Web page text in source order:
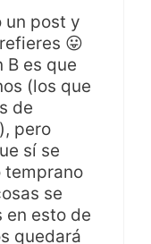
un post y
😛
B es que
(los que
de
pero
sí se
temprano
se
en esto de
quedará